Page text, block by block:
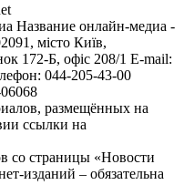
Название онлайн-медиа -
місто Київ,
Б, офіс 208/1 E-mail:
044-205-43-00
размещённых на
ссылки на
со страницы «Новости
изданий – обязательна